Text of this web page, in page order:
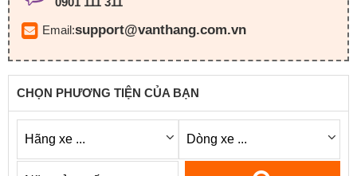
Email:support@vanthang.com.vn
CHỌN PHƯƠNG TIỆN CỦA BẠN